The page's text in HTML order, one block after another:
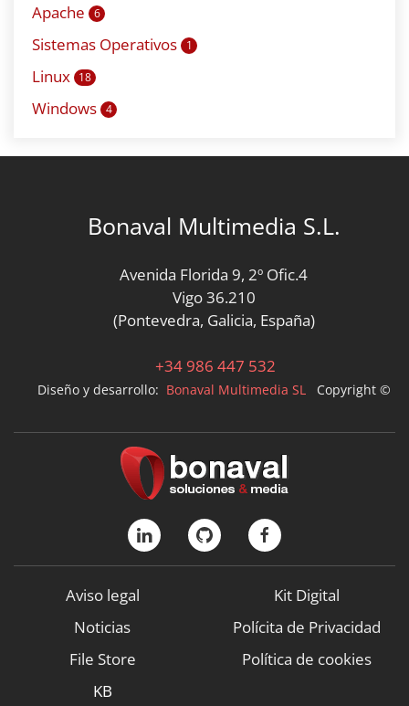
Apache 6
Sistemas Operativos 1
Linux 18
Windows 4
Bonaval Multimedia S.L.
Avenida Florida 9, 2º Ofic.4
Vigo 36.210
(Pontevedra, Galicia, España)
+34 986 447 532
Diseño y desarrollo: Bonaval Multimedia SLCopyright ©
Aviso legal
Noticias
File Store
KB
Kit Digital
Polícita de Privacidad
Política de cookies